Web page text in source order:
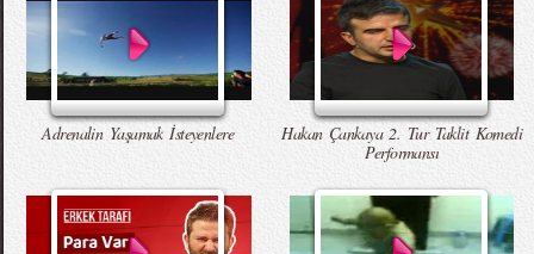
Adrenalin Yaşamak İsteyenlere
Hakan Çankaya 2. Tur Taklit Komedi
Performansı